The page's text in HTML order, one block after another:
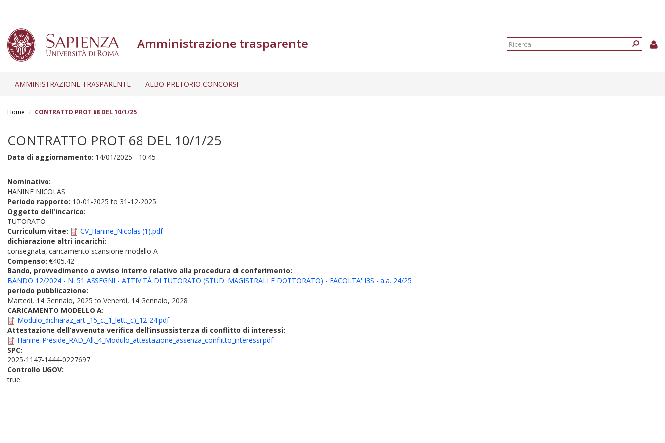
Amministrazione trasparente
Form
AMMINISTRAZIONE TRASPARENTE ALBO PRETORIO CONCORSI
Home CONTRATTO PROT 68 DEL 10/1/25
CONTRATTO PROT 68 DEL 10/1/25
Data di aggiornamento: 14/01/2025 - 10:45
Nominativo:
HANINE NICOLAS
Periodo rapporto: 10-01-2025 to 31-12-2025
Oggetto dell'incarico:
TUTORATO
Curriculum vitae:
CV_Hanine_Nicolas (1).pdf
dichiarazione altri incarichi:
consegnata, caricamento scansione modello A
Compenso: €405.42
Bando, provvedimento o avviso interno relativo alla procedura di conferimento:
BANDO 12/2024 - N. 51 ASSEGNI - ATTIVITÀ DI TUTORATO (STUD. MAGISTRALI E DOTTORATO) - FACOLTA' I3S - a.a. 24/25
periodo pubblicazione:
Martedì, 14 Gennaio, 2025 to Venerdì, 14 Gennaio, 2028
CARICAMENTO MODELLO A:
Modulo_dichiaraz_art._15_c._1_lett._c)_12-24.pdf
Attestazione dell’avvenuta verifica dell’insussistenza di conflitto di interessi:
Hanine-Preside_RAD_All._4_Modulo_attestazione_assenza_conflitto_interessi.pdf
SPC:
2025-1147-1444-0227697
Controllo UGOV:
true